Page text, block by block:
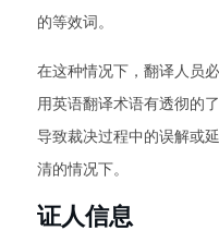
的等效词。
在这种情况下，翻译人员
用英语翻译术语有透彻的
导致裁决过程中的误解或
清的情况下。
证人信息